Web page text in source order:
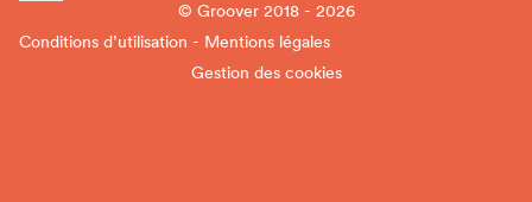
© Groover 2018 - 2026
Conditions d’utilisation - Mentions légales
Gestion des cookies